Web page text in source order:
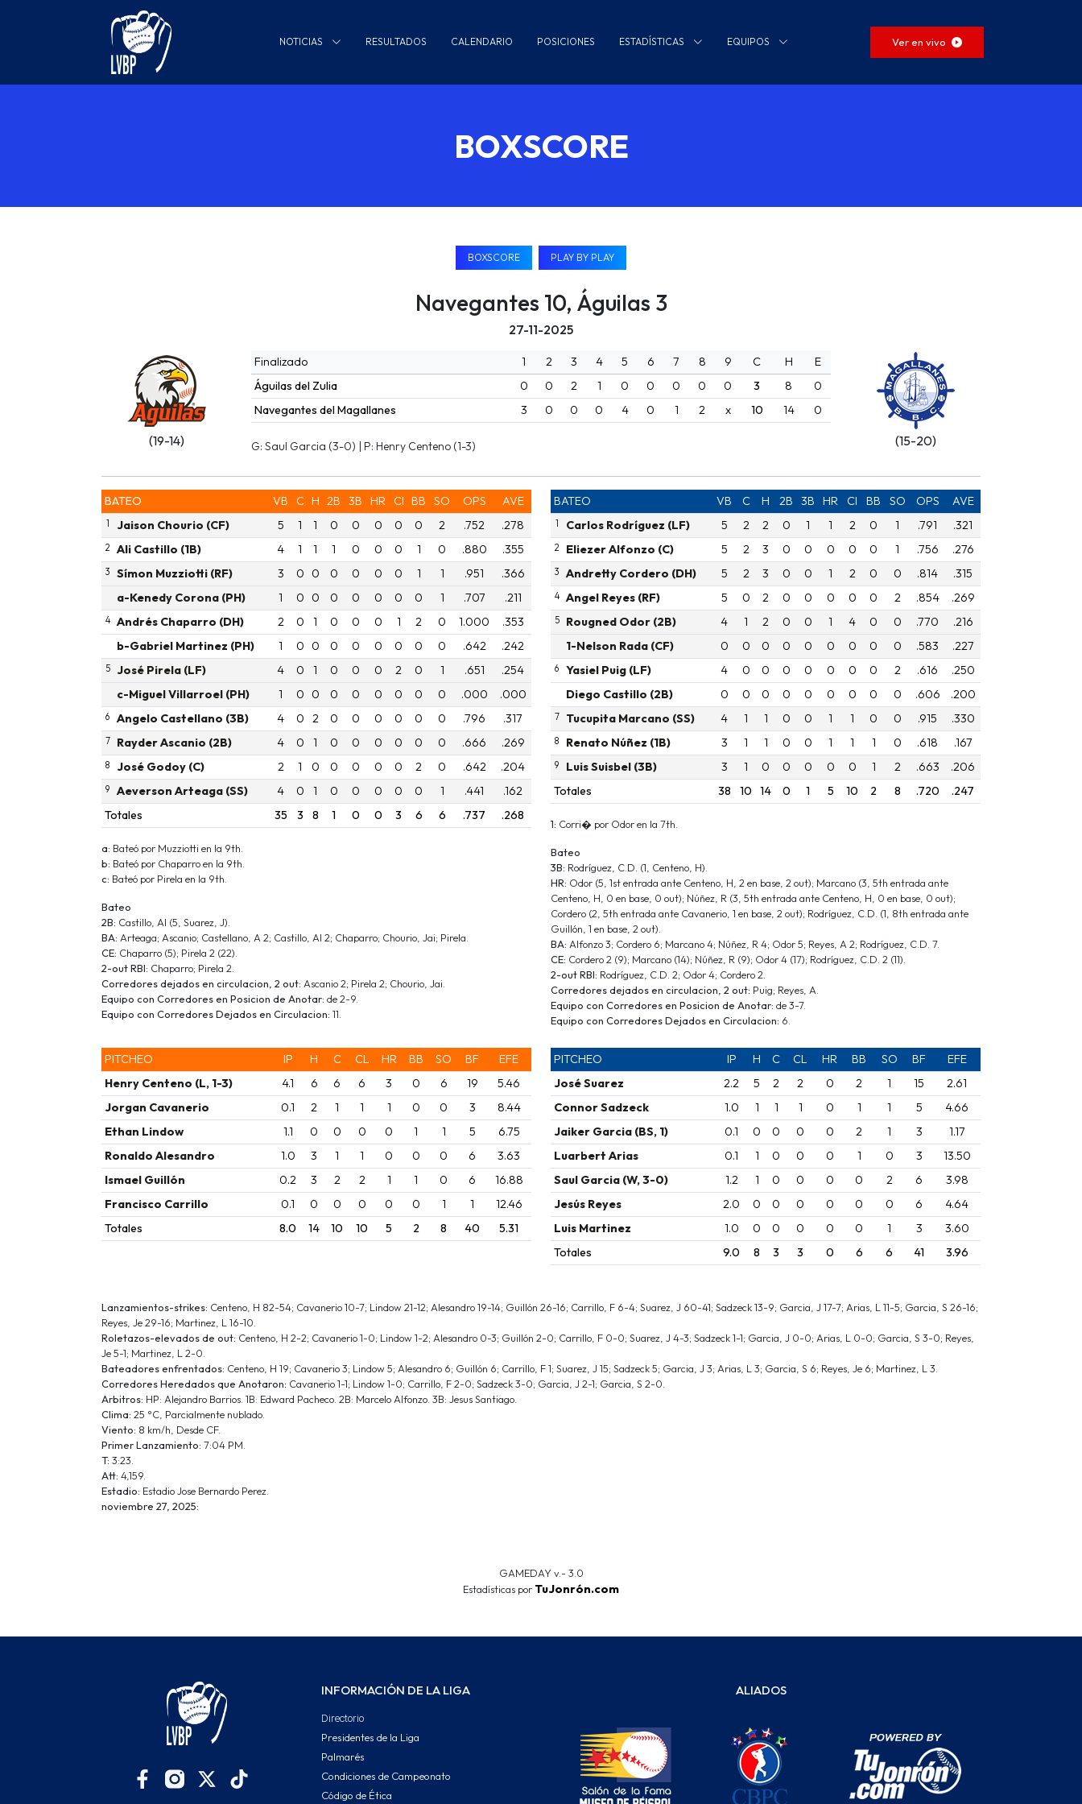
NOTICIAS RESULTADOS CALENDARIO POSICIONES ESTADÍSTICAS EQUIPOS Ver en vivo
BOXSCORE
BOXSCORE PLAY BY PLAY
Navegantes 10, Águilas 3
27-11-2025
(19-14)
Finalizado 1 2 3 4 5 6 7 8 9 C H
E
Águilas del Zulia
0 0 2 1 0 0 0 0 0 3 8
0
Navegantes del Magallanes
3 0 0 0 4 0 1 2 x 10 14 0
G: Saul Garcia (3-0) | P: Henry Centeno (1-3) (15-20)
BATEO VB C H 2B 3B HR CI BB SO OPS AVE
1 Jaison Chourio (CF) 5 1 1 0 0 0 0 0 2 .752 .278
2 Ali Castillo (1B) 4 1 1 1 0 0 0 1 0 .880 .355
3 Símon Muzziotti (RF) 3 0 0 0 0 0 0 1 1 .951
.366
a-Kenedy Corona (PH)
1 0 0 0 0 0 0 0 1 .707 .211
4 Andrés Chaparro (DH) 2 0 1 0 0 0 1 2 0 1.000
.353
b-Gabriel Martinez (PH)
1 0 0 0 0 0 0 0 0 .642 .242
5 José Pirela (LF) 4 0 1 0 0 0 2 0 1 .651
.254
c-Miguel Villarroel (PH)
1 0 0 0 0 0 0 0 0 .000 .000
6 Angelo Castellano (3B) 4 0 2 0 0 0 0 0 0 .796 .317
7 Rayder Ascanio (2B) 4 0 1 0 0 0 0 0 0 .666 .269
8 José Godoy (C) 2 1 0 0 0 0 0 2 0 .642 .204
9 Aeverson Arteaga (SS) 4 0 1 0 0 0 0 0 1 .441
.162
Totales
35 3 8 1 0 0 3 6 6 .737 .268
a: Bateó por Muzziotti en la 9th.
b: Bateó por Chaparro en la 9th.
c: Bateó por Pirela en la 9th.
Bateo
2B: Castillo, Al (5, Suarez, J).
BA: Arteaga; Ascanio; Castellano, A 2; Castillo, Al 2; Chaparro; Chourio, Jai; Pirela.
CE: Chaparro (5); Pirela 2 (22).
2-out RBI: Chaparro; Pirela 2.
Corredores dejados en circulacion, 2 out: Ascanio 2; Pirela 2; Chourio, Jai.
Equipo con Corredores en Posicion de Anotar: de 2-9.
Equipo con Corredores Dejados en Circulacion: 11.
BATEO VB C H 2B 3B HR CI BB SO OPS AVE
1 Carlos Rodríguez (LF) 5 2 2 0 1 1 2 0 1 .791 .321
2 Eliezer Alfonzo (C) 5 2 3 0 0 0 0 0 1 .756 .276
3 Andretty Cordero (DH) 5 2 3 0 0 1 2 0 0 .814 .315
4 Angel Reyes (RF) 5 0 2 0 0 0 0 0 2 .854 .269
5 Rougned Odor (2B) 4 1 2 0 0 1 4 0 0 .770
.216
1-Nelson Rada (CF)
0 0 0 0 0 0 0 0 0 .583 .227
6 Yasiel Puig (LF) 4 0 0 0 0 0 0 0 2 .616
.250
Diego Castillo (2B)
0 0 0 0 0 0 0 0 0 .606 .200
7 Tucupita Marcano (SS) 4 1 1 0 0 1 1 0 0 .915 .330
8 Renato Núñez (1B) 3 1 1 0 0 1 1 1 0 .618 .167
9 Luis Suisbel (3B) 3 1 0 0 0 0 0 1 2 .663
.206
Totales
38 10 14 0 1 5 10 2 8 .720 .247
1: Corri� por Odor en la 7th.
Bateo
3B: Rodríguez, C.D. (1, Centeno, H).
HR: Odor (5, 1st entrada ante Centeno, H, 2 en base, 2 out); Marcano (3, 5th entrada ante
Centeno, H, 0 en base, 0 out); Núñez, R (3, 5th entrada ante Centeno, H, 0 en base, 0 out);
Cordero (2, 5th entrada ante Cavanerio, 1 en base, 2 out); Rodríguez, C.D. (1, 8th entrada ante
Guillón, 1 en base, 2 out).
BA: Alfonzo 3; Cordero 6; Marcano 4; Núñez, R 4; Odor 5; Reyes, A 2; Rodríguez, C.D. 7.
CE: Cordero 2 (9); Marcano (14); Núñez, R (9); Odor 4 (17); Rodríguez, C.D. 2 (11).
2-out RBI: Rodríguez, C.D. 2; Odor 4; Cordero 2.
Corredores dejados en circulacion, 2 out: Puig; Reyes, A.
Equipo con Corredores en Posicion de Anotar: de 3-7.
Equipo con Corredores Dejados en Circulacion: 6.
PITCHEO IP H C CL HR BB SO BF
EFE
Henry Centeno (L, 1-3)
4.1 6 6 6 3 0 6 19
5.46
Jorgan Cavanerio
0.1 2 1 1 1 0 0 3
8.44
Ethan Lindow
1.1 0 0 0 0 1 1 5
6.75
Ronaldo Alesandro
1.0 3 1 1 0 0 0 6
3.63
Ismael Guillón
0.2 3 2 2 1 1 0 6
16.88
Francisco Carrillo
0.1 0 0 0 0 0 1 1
12.46
Totales
8.0 14 10 10 5 2 8 40 5.31
PITCHEO IP H C CL HR BB SO BF
EFE
José Suarez
2.2 5 2 2 0 2 1 15
2.61
Connor Sadzeck
1.0 1 1 1 0 1 1 5
4.66
Jaiker Garcia (BS, 1)
0.1 0 0 0 0 2 1 3
1.17
Luarbert Arias
0.1 1 0 0 0 1 0 3
13.50
Saul Garcia (W, 3-0)
1.2 1 0 0 0 0 2 6
3.98
Jesús Reyes
2.0 0 0 0 0 0 0 6
4.64
Luis Martinez
1.0 0 0 0 0 0 1 3
3.60
Totales
9.0 8 3 3 0 6 6 41 3.96
Lanzamientos-strikes: Centeno, H 82-54; Cavanerio 10-7; Lindow 21-12; Alesandro 19-14; Guillón 26-16; Carrillo, F 6-4; Suarez, J 60-41; Sadzeck 13-9; Garcia, J 17-7; Arias, L 11-5; Garcia, S 26-16;
Reyes, Je 29-16; Martinez, L 16-10.
Roletazos-elevados de out: Centeno, H 2-2; Cavanerio 1-0; Lindow 1-2; Alesandro 0-3; Guillón 2-0; Carrillo, F 0-0; Suarez, J 4-3; Sadzeck 1-1; Garcia, J 0-0; Arias, L 0-0; Garcia, S 3-0; Reyes,
Je 5-1; Martinez, L 2-0.
Bateadores enfrentados: Centeno, H 19; Cavanerio 3; Lindow 5; Alesandro 6; Guillón 6; Carrillo, F 1; Suarez, J 15; Sadzeck 5; Garcia, J 3; Arias, L 3; Garcia, S 6; Reyes, Je 6; Martinez, L 3.
Corredores Heredados que Anotaron: Cavanerio 1-1; Lindow 1-0; Carrillo, F 2-0; Sadzeck 3-0; Garcia, J 2-1; Garcia, S 2-0.
Arbitros: HP: Alejandro Barrios. 1B: Edward Pacheco. 2B: Marcelo Alfonzo. 3B: Jesus Santiago.
Clima: 25 °C, Parcialmente nublado.
Viento: 8 km/h, Desde CF.
Primer Lanzamiento: 7:04 PM.
T: 3:23.
Att: 4,159.
Estadio: Estadio Jose Bernardo Perez.
noviembre 27, 2025:
GAMEDAY v.- 3.0
Estadísticas por TuJonrón.com
INFORMACIÓN DE LA LIGA
Directorio
Presidentes de la Liga
Palmarés
Condiciones de Campeonato
Código de Ética
ALIADOS